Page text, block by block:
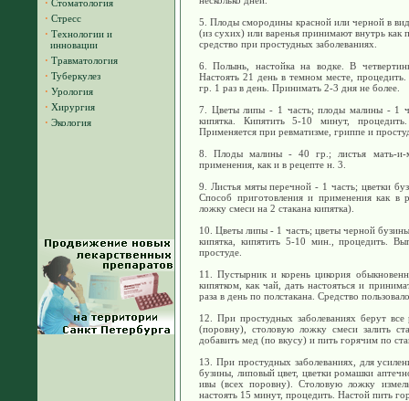
· Стоматология
· Стресс
· Технологии и
инновации
· Травматология
· Туберкулез
· Урология
· Хирургия
· Экология
5. Плоды смородины красной или черной в
(из сухих) или варенья принимают внутрь как
средство при простудных заболеваниях.
6. Полынь, настойка на водке. В
Настоять 21 день в темном месте,
гр. 1 раз в день. Принимать 2-3 дня не более.
7. Цветы липы - 1 часть; плоды малины - 1
кипятка. Кипятить 5-10 минут,
Применяется при ревматизме, гриппе и
8. Плоды малины - 40 гр.; листья мать-и-
применения, как и в рецепте н. 3.
9. Листья мяты перечной - 1 часть; цветки
Способ приготовления и применения как в
ложку смеси на 2 стакана кипятка).
10. Цветы липы - 1 часть; цветы черной
кипятка, кипятить 5-10 мин., процедить.
простуде.
11. Пустырник и корень цикория
кипятком, как чай, дать настояться и
раза в день по полстакана. Средство
12. При простудных заболеваниях берут все
(поровну), столовую ложку смеси залить
добавить мед (по вкусу) и пить горячим по
13. При простудных заболеваниях, для
бузины, липовый цвет, цветки ромашки
ивы (всех поровну). Столовую ложку
настоять 15 минут, процедить. Настой пить